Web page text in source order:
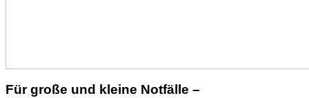
Für große und kleine Notfälle –